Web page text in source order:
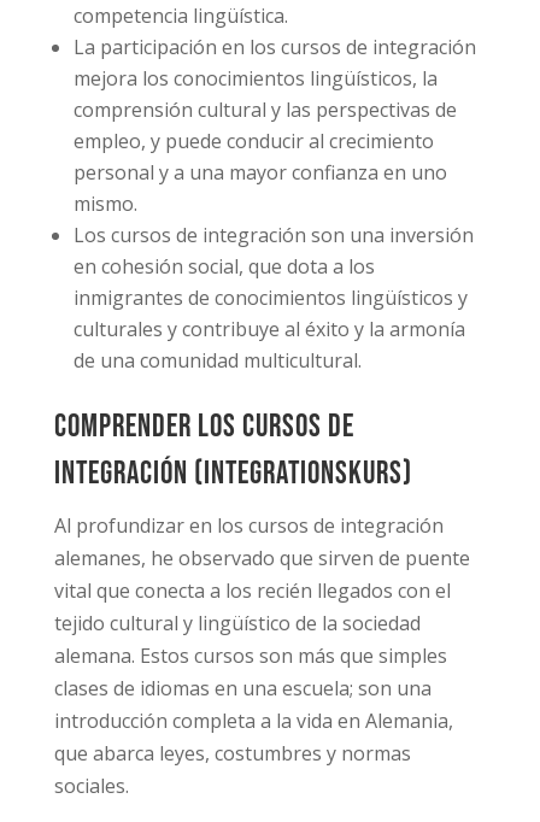
competencia lingüística.
La participación en los cursos de integración
mejora los conocimientos lingüísticos, la
comprensión cultural y las perspectivas de
empleo, y puede conducir al crecimiento
personal y a una mayor confianza en uno
mismo.
Los cursos de integración son una inversión
en cohesión social, que dota a los
inmigrantes de conocimientos lingüísticos y
culturales y contribuye al éxito y la armonía
de una comunidad multicultural.
Comprender los cursos de
integración (integrationskurs)
Al profundizar en los cursos de integración
alemanes, he observado que sirven de puente
vital que conecta a los recién llegados con el
tejido cultural y lingüístico de la sociedad
alemana. Estos cursos son más que simples
clases de idiomas en una escuela; son una
introducción completa a la vida en Alemania,
que abarca leyes, costumbres y normas
sociales.